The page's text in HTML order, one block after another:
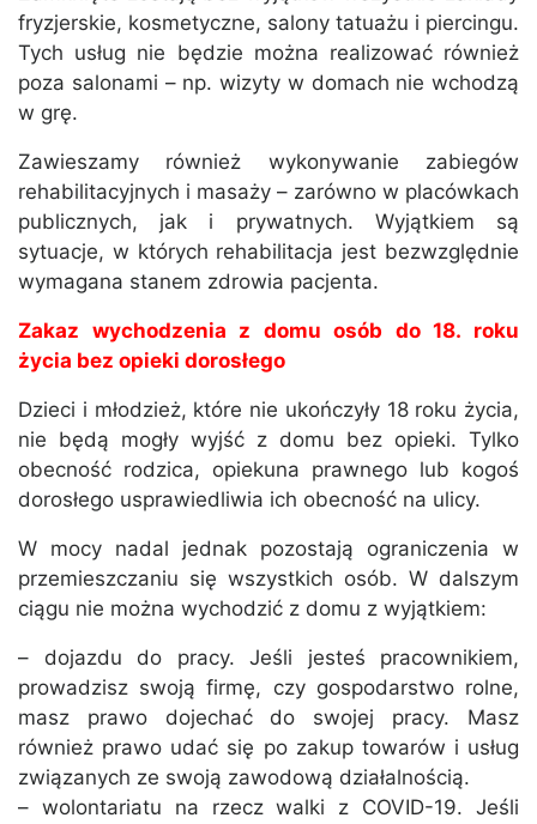
fryzjerskie, kosmetyczne, salony tatuażu i piercingu.
Tych usług nie będzie można realizować również
poza salonami – np. wizyty w domach nie wchodzą
w grę.
Zawieszamy również wykonywanie zabiegów
rehabilitacyjnych i masaży – zarówno w placówkach
publicznych, jak i prywatnych. Wyjątkiem są
sytuacje, w których rehabilitacja jest bezwzględnie
wymagana stanem zdrowia pacjenta.
Zakaz wychodzenia z domu osób do 18. roku
życia bez opieki dorosłego
Dzieci i młodzież, które nie ukończyły 18 roku życia,
nie będą mogły wyjść z domu bez opieki. Tylko
obecność rodzica, opiekuna prawnego lub kogoś
dorosłego usprawiedliwia ich obecność na ulicy.
W mocy nadal jednak pozostają ograniczenia w
przemieszczaniu się wszystkich osób. W dalszym
ciągu nie można wychodzić z domu z wyjątkiem:
– dojazdu do pracy. Jeśli jesteś pracownikiem,
prowadzisz swoją firmę, czy gospodarstwo rolne,
masz prawo dojechać do swojej pracy. Masz
również prawo udać się po zakup towarów i usług
związanych ze swoją zawodową działalnością.
– wolontariatu na rzecz walki z COVID-19. Jeśli